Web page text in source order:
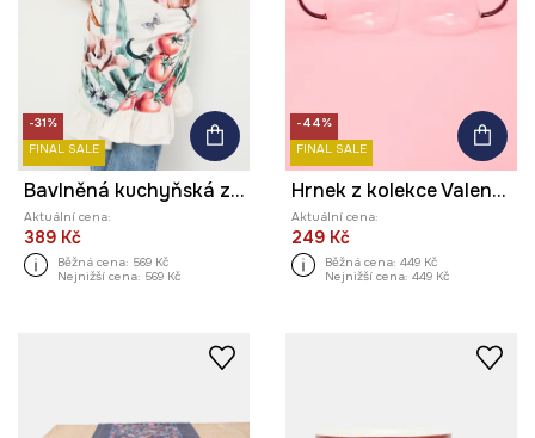
-31%
FINAL SALE
Bavlněná kuchyňská zástěra se vzorem
Aktuální cena:
389 Kč
Běžná cena: 569 Kč
Nejnižší cena: 569 Kč
-44%
FINAL SALE
Hrnek z kolekce Valentine’s Day (2-pack)
Aktuální cena:
249 Kč
Běžná cena: 449 Kč
Nejnižší cena: 449 Kč